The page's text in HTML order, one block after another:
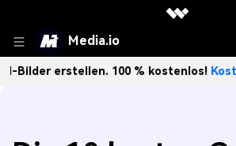
Media.io
100 % kostenlos!Kostenlos